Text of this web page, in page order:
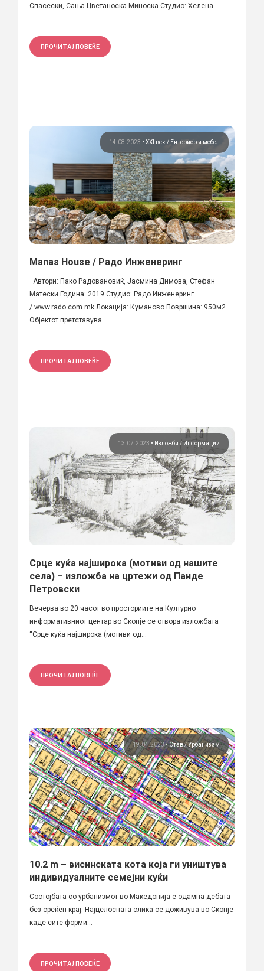
Спасески, Сања Цветаноска Миноска Студио: Хелена...
ПРОЧИТАЈ ПОВЕЌЕ
14.08.2023 • XXI век Ентериер и мебел
Manas House / Радо Инженеринг
Автори: Пако Радовановиќ, Јасмина Димова, Стефан
Матески Година: 2019 Студио: Радо Инженеринг
/ www.rado.com.mk Локација: Куманово Површина: 950м2
Објектот претставува...
ПРОЧИТАЈ ПОВЕЌЕ
13.07.2023 • Изложби Информации
Срце куќа најширока (мотиви од нашите
села) – изложба на цртежи од Панде
Петровски
Вечерва во 20 часот во просториите на Културно
информативниот центар во Скопје се отвора изложбата
“Срце куќа најширока (мотиви од...
ПРОЧИТАЈ ПОВЕЌЕ
19.04.2023•Став Урбанизам
10.2 m – висинската кота која ги уништува
индивидуалните семејни куќи
Состојбата со урбанизмот во Македонија е одамна дебата
без среќен крај. Најцелосната слика се доживува во Скопје
каде сите форми...
ПРОЧИТАЈ ПОВЕЌЕ